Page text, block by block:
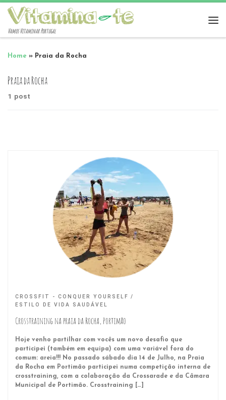
Vamos Vitaminar Portugal
Home » Praia da Rocha
Praia da Rocha
1 post
CROSSFIT - CONQUER YOURSELF
ESTILO DE VIDA SAUDÁVEL
Crosstraining na praia da Rocha, Portimão
Hoje venho partilhar com vocês um novo desafio que
participei (também em equipa) com uma variável fora do
comum: areia!!! No passado sábado dia 14 de Julho, na Praia
da Rocha em Portimão participei numa competição interna de
crosstraining, com a colaboração da Crossarade e da Câmara
Municipal de Portimão. Crosstraining […]